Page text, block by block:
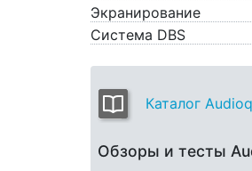
Экранирование
Система DBS
Каталог
Обзоры и тесты